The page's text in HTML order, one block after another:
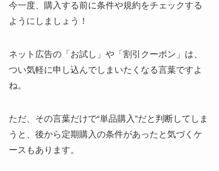
今一度、購入する前に条件や規約をチェックする
ようにしましょう！
ネット広告の「お試し」や「割引クーポン」は、
つい気軽に申し込んでしまいたくなる言葉ですよ
ね。
ただ、その言葉だけで“単品購入”だと判断してしま
うと、後から定期購入の条件があったと気づくケ
ースもあります。